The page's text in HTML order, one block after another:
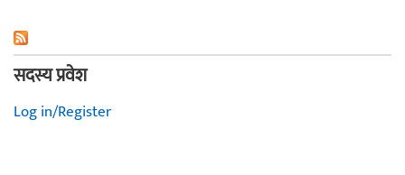
सदस्य प्रवेश
Log in/Register